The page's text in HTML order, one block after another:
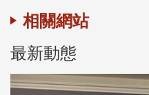
相關網站
最新動態